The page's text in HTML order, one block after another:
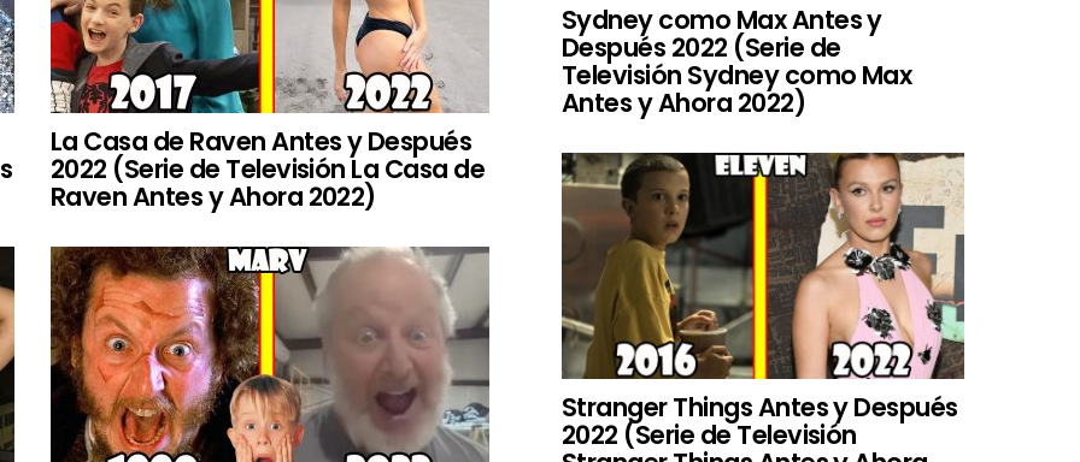
La Casa de Raven Antes y Después
2022 (Serie de Televisión La Casa de
Raven Antes y Ahora 2022)
Sydney como Max Antes y
Después 2022 (Serie de
Televisión Sydney como Max
Antes y Ahora 2022)
Stranger Things Antes y Después
2022 (Serie de Televisión